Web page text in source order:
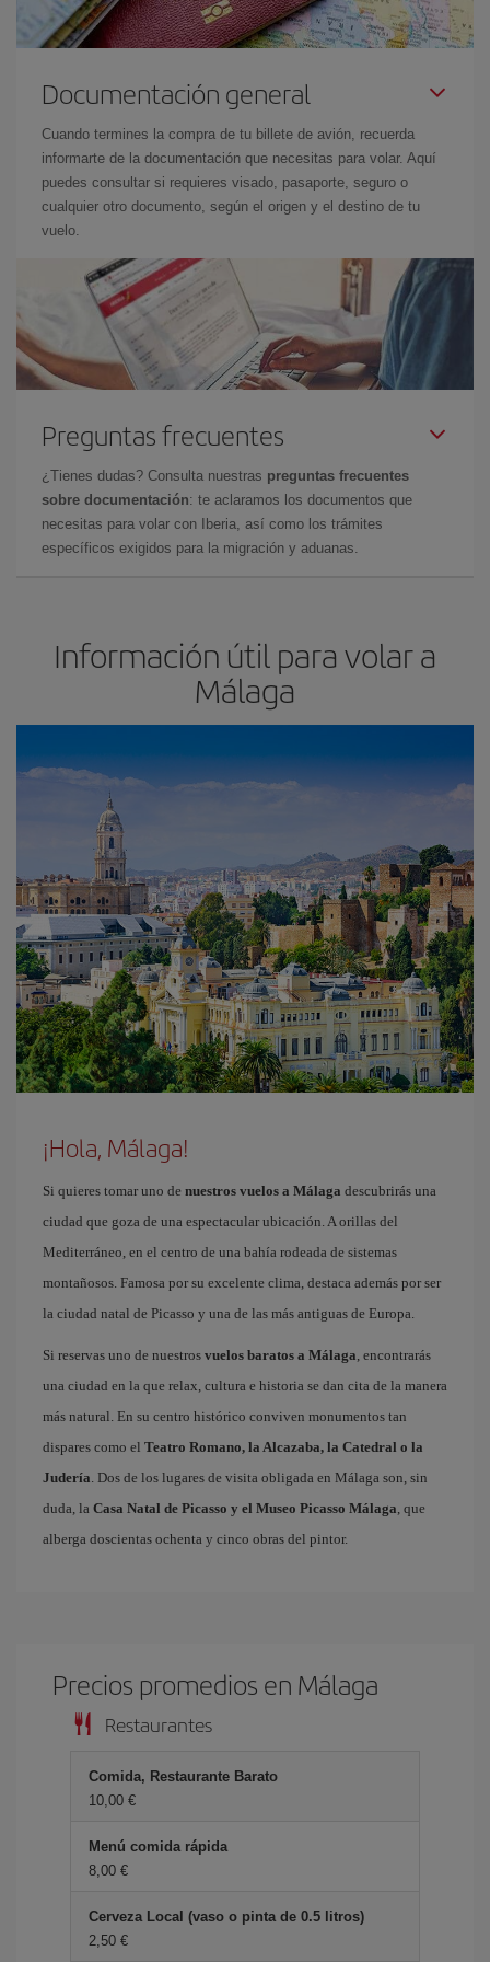
Documentación general
Cuando termines la compra de tu billete de avión, recuerda
informarte de la documentación que necesitas para volar. Aquí
puedes consultar si requieres visado, pasaporte, seguro o
cualquier otro documento, según el origen y el destino de tu
vuelo.
Preguntas frecuentes
¿Tienes dudas? Consulta nuestras preguntas frecuentes
sobre documentación: te aclaramos los documentos que
necesitas para volar con Iberia, así como los trámites
específicos exigidos para la migración y aduanas.
Información útil para volar a
Málaga
¡Hola, Málaga!
Si quieres tomar uno de nuestros vuelos a Málaga descubrirás una
ciudad que goza de una espectacular ubicación. A orillas del
Mediterráneo, en el centro de una bahía rodeada de sistemas
montañosos. Famosa por su excelente clima, destaca además por ser
la ciudad natal de Picasso y una de las más antiguas de Europa.
Si reservas uno de nuestros vuelos baratos a Málaga, encontrarás
una ciudad en la que relax, cultura e historia se dan cita de la manera
más natural. En su centro histórico conviven monumentos tan
dispares como el Teatro Romano, la Alcazaba, la Catedral o la
Judería. Dos de los lugares de visita obligada en Málaga son, sin
duda, la Casa Natal de Picasso y el Museo Picasso Málaga, que
alberga doscientas ochenta y cinco obras del pintor.
Precios promedios en Málaga
Restaurantes
Comida, Restaurante Barato
10,00 €
Menú comida rápida
8,00 €
Cerveza Local (vaso o pinta de 0.5 litros)
2,50 €